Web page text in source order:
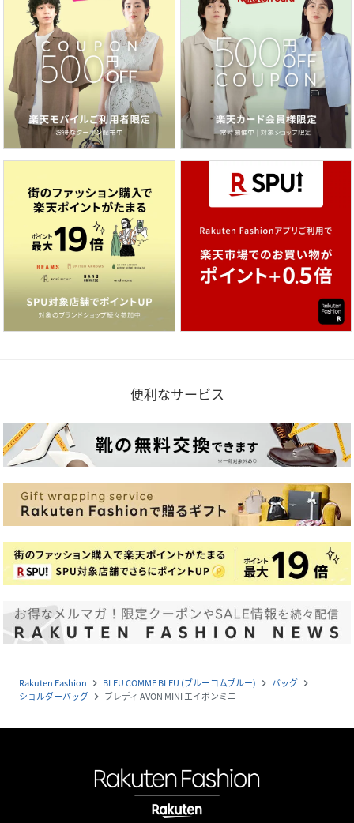
便利なサービス
Rakuten Fashion navigate_next BLEU COMME BLEU (ブルーコムブルー) navigate_next バッグ navigate_next
ショルダーバッグ navigate_next ブレディ AVON MINI エイボンミニ